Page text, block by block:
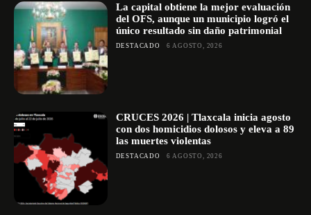
La capital obtiene la mejor evaluación
del OFS, aunque un municipio logró el
único resultado sin daño patrimonial
DESTACADO 6 AGOSTO, 2026
CRUCES 2026 | Tlaxcala inicia agosto
con dos homicidios dolosos y eleva a 89
las muertes violentas
DESTACADO 6 AGOSTO, 2026